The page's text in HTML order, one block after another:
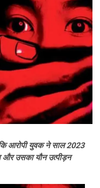
कि आरोपी युवक ने साल 2023
और उसका यौन उत्पीड़न